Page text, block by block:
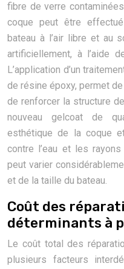
fibre de verre
coque peut être
bateau à l’air libre et au
artificiellement, à l’aide
L’application d’un
de résine époxy, permet
de renforcer la structure de
nouveau gelcoat de
esthétique de la coque
contre l’eau et les
peut varier
et de la taille du bateau.
Coût des
déterminants à
Le coût total des
plusieurs facteurs